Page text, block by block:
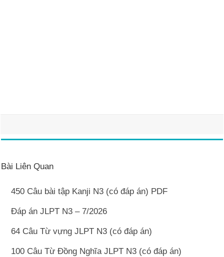
Bài Liên Quan
450 Câu bài tập Kanji N3 (có đáp án) PDF
Đáp án JLPT N3 – 7/2026
64 Câu Từ vựng JLPT N3 (có đáp án)
100 Câu Từ Đồng Nghĩa JLPT N3 (có đáp án)